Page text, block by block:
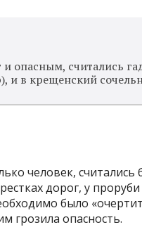
опасным, считались
и в крещенский
человек,
дорог, у
было
грозила опасность.